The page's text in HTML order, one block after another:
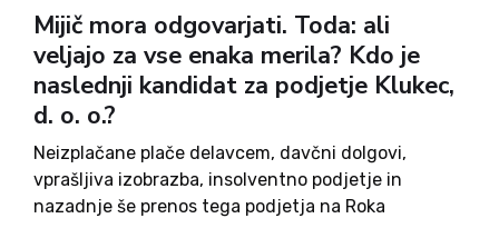
Mijič mora odgovarjati. Toda: ali
veljajo za vse enaka merila? Kdo je
naslednji kandidat za podjetje Klukec,
d. o. o.?
Neizplačane plače delavcem, davčni dolgovi,
vprašljiva izobrazba, insolventno podjetje in
nazadnje še prenos tega podjetja na Roka